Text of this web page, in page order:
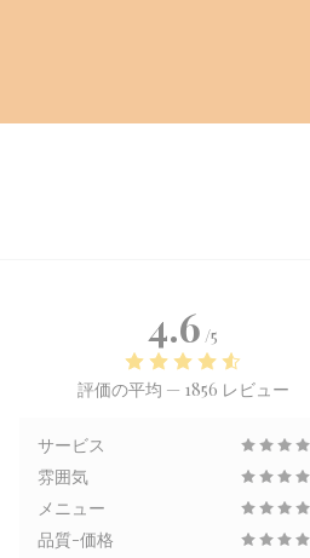
4.6 /5
評価の平均 — 1856 レビュー
サービス
雰囲気
メニュー
品質-価格